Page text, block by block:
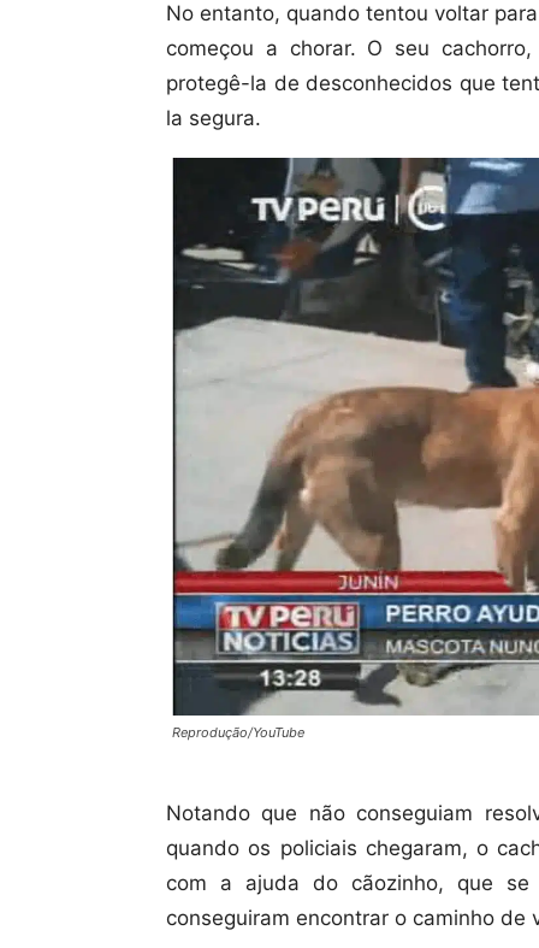
No entanto, quando tentou voltar
começou a chorar. O seu
protegê-la de desconhecidos que
la segura.
Reprodução/YouTube
Notando que não conseguiam
quando os policiais chegaram, o
com a ajuda do cãozinho, que
conseguiram encontrar o caminho de